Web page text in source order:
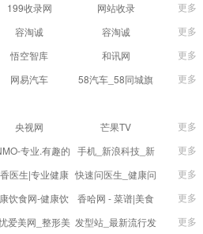
收录
素材网站-正版商
199收录网 网站收录
更多
容淘诚 容淘诚
更多
悟空智库 和讯网
更多
网易汽车
58汽车_58同城旗
更多
央视网 芒果TV
更多
专业.有趣的
科技新媒体
手机_新浪科技_新
浪网
更多
医生|专业健康
生活方式平台
快速问医生_健康问
题免费在线咨询专
更多
饮食网-健康饮
谱_健康饮食小
香哈网 - 菜谱|美食
菜谱|菜谱大全-学做
更多
爱美网_整形美 发型站_最新流行发
更多